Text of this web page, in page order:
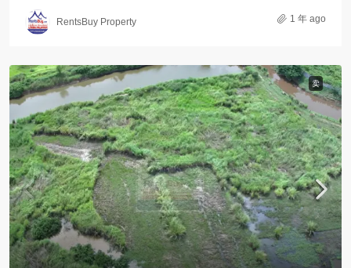
RentsBuy Property 1 年 ago
卖